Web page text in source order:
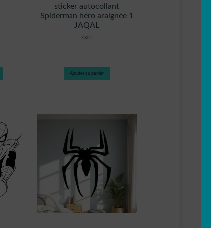
sticker autocollant
Spiderman héro araignée 1
JAQAL
7,80 €
Ajouter au panier